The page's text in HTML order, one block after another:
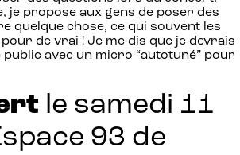
je propose aux gens de poser des
quelque chose, ce qui souvent les
de vrai ! Je me dis que je devrais
public avec un micro “autotuné” pour
le samedi 11
93 de